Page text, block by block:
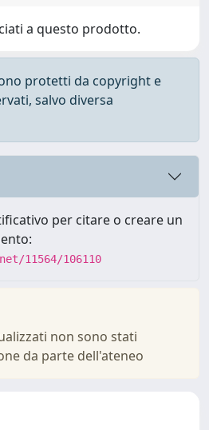
a questo prodotto.
protetti da copyright e
salvo diversa
per citare o creare un
11564/106110
non sono stati
da parte dell'ateneo